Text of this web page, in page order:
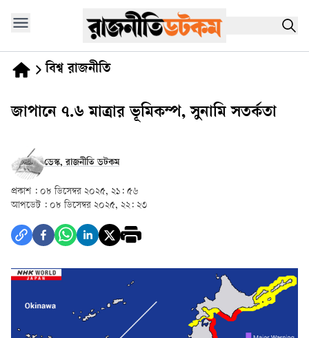
বিশ্ব রাজনীতি
জাপানে ৭.৬ মাত্রার ভূমিকম্প, সুনামি সতর্কতা
ডেস্ক, রাজনীতি ডটকম
প্রকাশ : ০৮ ডিসেম্বর ২০২৫, ২১: ৫৬
আপডেট : ০৮ ডিসেম্বর ২০২৫, ২২: ২৩